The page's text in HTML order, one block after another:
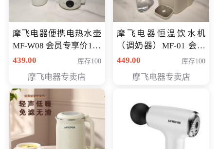
摩飞电器便携电热水壶
MF-W08 会员专享价198
元
439.00 库存100
摩飞电器专卖店
摩飞电器恒温饮水机
（调奶器）MF-01 会员
专享价366元
449.00 库存100
摩飞电器专卖店